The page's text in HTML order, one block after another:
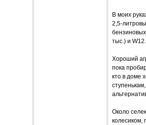
В моих
2,5-
тыс.) и W12.
Хороший
пока
кто в доме
Около
колесиком,